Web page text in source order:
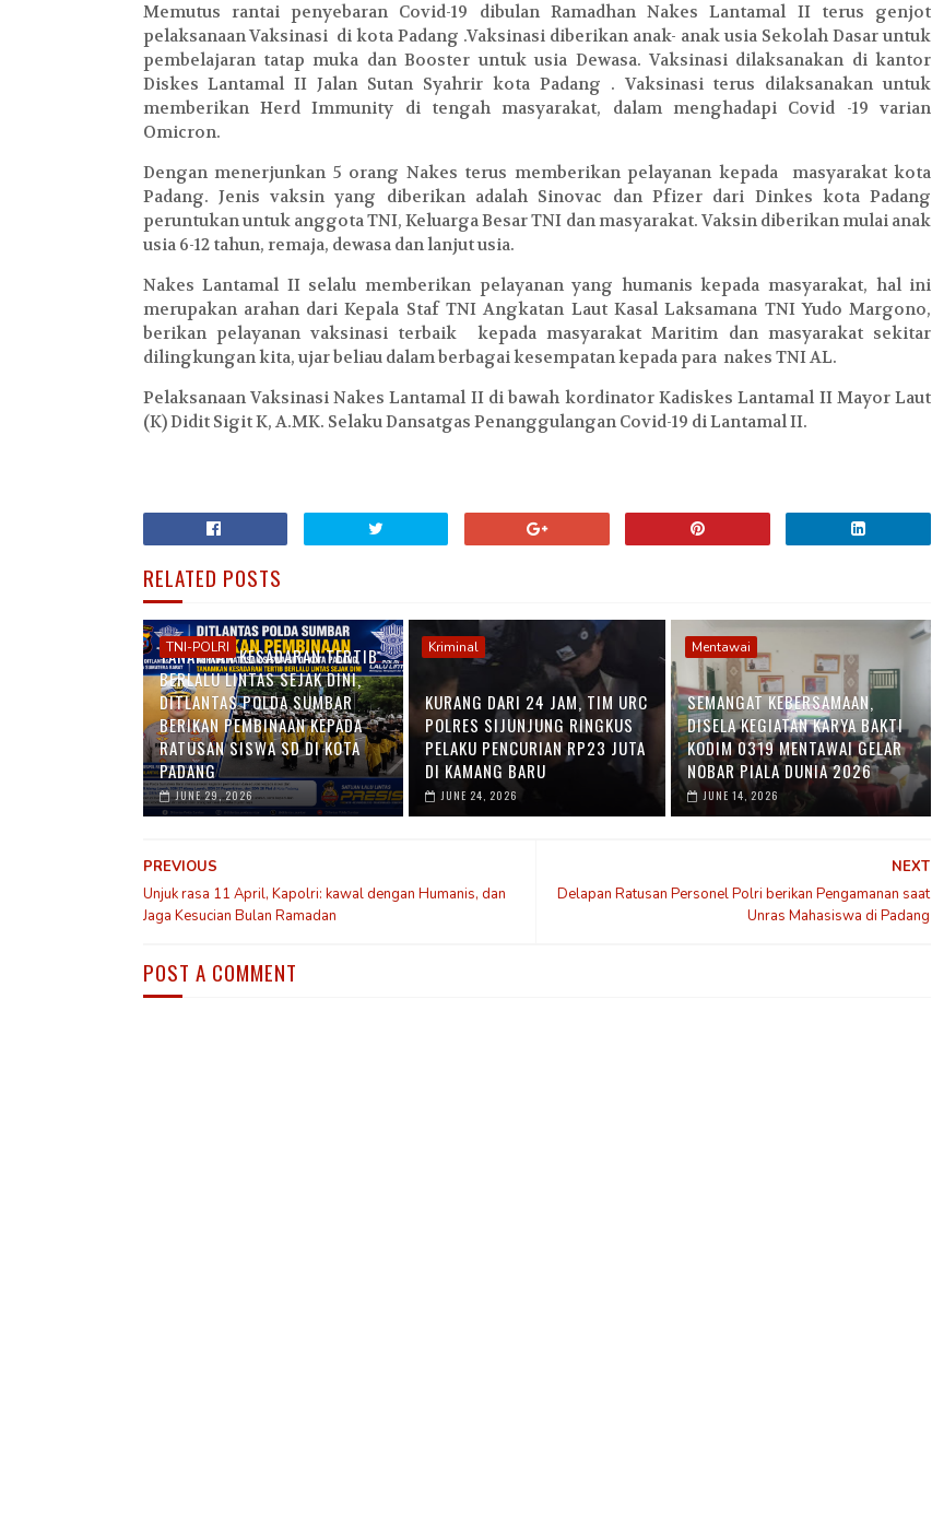
Memutus rantai penyebaran Covid-19 dibulan Ramadhan Nakes Lantamal II terus genjot
pelaksanaan Vaksinasi di kota Padang .Vaksinasi diberikan anak- anak usia Sekolah Dasar untuk
pembelajaran tatap muka dan Booster untuk usia Dewasa. Vaksinasi dilaksanakan di kantor
Diskes Lantamal II Jalan Sutan Syahrir kota Padang . Vaksinasi terus dilaksanakan untuk
memberikan Herd Immunity di tengah masyarakat, dalam menghadapi Covid -19 varian
Omicron.
Dengan menerjunkan 5 orang Nakes terus memberikan pelayanan kepada masyarakat kota
Padang. Jenis vaksin yang diberikan adalah Sinovac dan Pfizer dari Dinkes kota Padang
peruntukan untuk anggota TNI, Keluarga Besar TNI dan masyarakat. Vaksin diberikan mulai anak
usia 6-12 tahun, remaja, dewasa dan lanjut usia.
Nakes Lantamal II selalu memberikan pelayanan yang humanis kepada masyarakat, hal ini
merupakan arahan dari Kepala Staf TNI Angkatan Laut Kasal Laksamana TNI Yudo Margono,
berikan pelayanan vaksinasi terbaik kepada masyarakat Maritim dan masyarakat sekitar
dilingkungan kita, ujar beliau dalam berbagai kesempatan kepada para nakes TNI AL.
Pelaksanaan Vaksinasi Nakes Lantamal II di bawah kordinator Kadiskes Lantamal II Mayor Laut
(K) Didit Sigit K, A.MK. Selaku Dansatgas Penanggulangan Covid-19 di Lantamal II.
RELATED POSTS
TNI-POLRI
TANAMKAN KESADARAN TERTIB
BERLALU LINTAS SEJAK DINI,
DITLANTAS POLDA SUMBAR
BERIKAN PEMBINAAN KEPADA
RATUSAN SISWA SD DI KOTA
PADANG
JUNE 29, 2026
Kriminal
KURANG DARI 24 JAM, TIM URC
POLRES SIJUNJUNG RINGKUS
PELAKU PENCURIAN RP23 JUTA
DI KAMANG BARU
JUNE 24, 2026
Mentawai
SEMANGAT KEBERSAMAAN,
DISELA KEGIATAN KARYA BAKTI
KODIM 0319 MENTAWAI GELAR
NOBAR PIALA DUNIA 2026
JUNE 14, 2026
NEXT
Delapan Ratusan Personel Polri berikan Pengamanan saat
Unras Mahasiswa di Padang
PREVIOUS
Unjuk rasa 11 April, Kapolri: kawal dengan Humanis, dan
Jaga Kesucian Bulan Ramadan
POST A COMMENT